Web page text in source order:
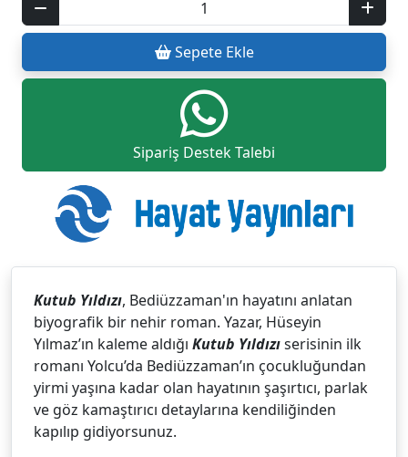
Sepete Ekle
Sipariş Destek Talebi
Kutub Yıldızı, Bediüzzaman'ın hayatını anlatan
biyografik bir nehir roman. Yazar, Hüseyin
Yılmaz’ın kaleme aldığı Kutub Yıldızıserisinin ilk
romanı Yolcu’da Bediüzzaman’ın çocukluğundan
yirmi yaşına kadar olan hayatının şaşırtıcı, parlak
ve göz kamaştırıcı detaylarına kendiliğinden
kapılıp gidiyorsunuz.